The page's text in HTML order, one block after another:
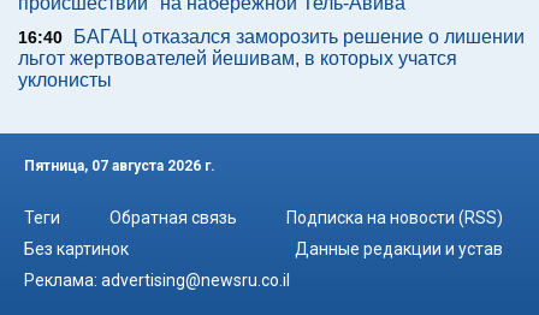
16:40
БАГАЦ отказался заморозить решение о лишении
льгот жертвователей йешивам, в которых учатся
уклонисты
Пятница, 07 августа 2026 г.
Теги Обратная связь
Подписка на новости (RSS)
Без картинок
Данные редакции и устав
Реклама: advertising@newsru.co.il